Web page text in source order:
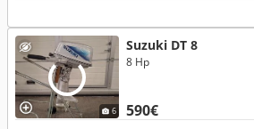
6
Suzuki DT 8
590€
8 Hp